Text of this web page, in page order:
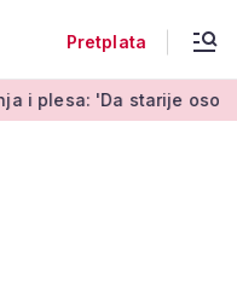
Pretplata
osobe ne ostavimo